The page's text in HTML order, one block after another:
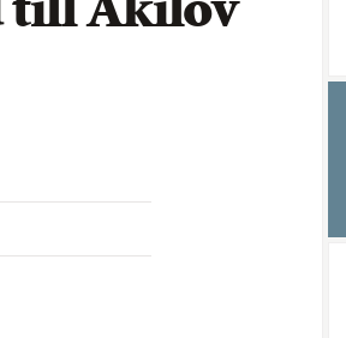
till Akilov